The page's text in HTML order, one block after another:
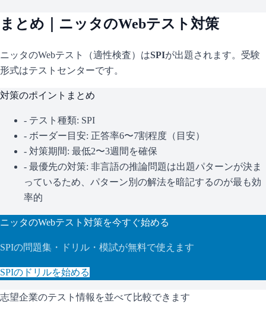
まとめ｜ ニッタのWebテスト対策
ニッタのWebテスト（適性検査）はSPIが出題されます。 受験
形式はテストセンターです。
対策のポイントまとめ
- テスト種類: SPI
- ボーダー目安: 正答率6〜7割程度（目安）
- 対策期間: 最低2〜3週間を確保
- 最優先の対策: 非言語の推論問題は出題パターンが決ま
っているため、パターン別の解法を暗記するのが最も効
率的
ニッタのWebテスト対策を今すぐ始める
SPIの問題集・ドリル・模試が無料で使えます
SPIのドリルを始める
志望企業のテスト情報を並べて比較できます